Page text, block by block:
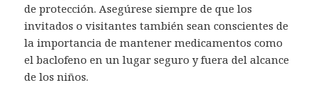
de protección. Asegúrese siempre de que los
invitados o visitantes también sean conscientes de
la importancia de mantener medicamentos como
el baclofeno en un lugar seguro y fuera del alcance
de los niños.